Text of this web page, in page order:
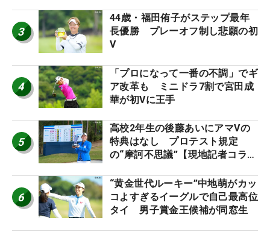
3
44歳・福田侑子がステップ最年
長優勝 プレーオフ制し悲願の初
V
4
「プロになって一番の不調」でギ
ア改革も ミニドラ7割で宮田成
華が初Vに王手
5
高校2年生の後藤あいにアマVの
特典はなし プロテスト規定
の“摩訶不思議”【現地記者コラ
6
“黄金世代ルーキー”中地萌がカッ
コよすぎるイーグルで自己最高位
タイ 男子賞金王候補が同窓生